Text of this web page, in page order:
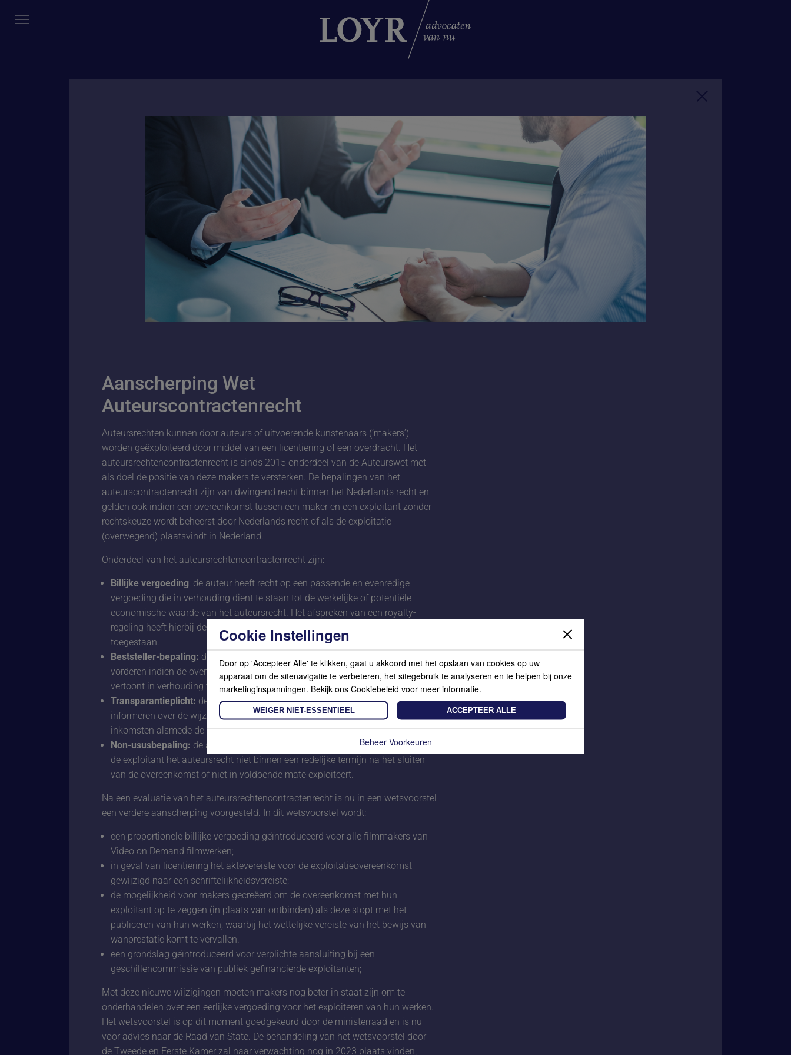
Aanscherping Wet
Auteurscontractenrecht
Auteursrechten kunnen door auteurs of uitvoerende kunstenaars (‘makers’)
worden geëxploiteerd door middel van een licentiering of een overdracht. Het
auteursrechtencontractenrecht is sinds 2015 onderdeel van de Auteurswet met
als doel de positie van deze makers te versterken. De bepalingen van het
auteurscontractenrecht zijn van dwingend recht binnen het Nederlands recht en
gelden ook indien een overeenkomst tussen een maker en een exploitant zonder
rechtskeuze wordt beheerst door Nederlands recht of als de exploitatie
(overwegend) plaatsvindt in Nederland.
Onderdeel van het auteursrechtencontractenrecht zijn:
Billijke vergoeding: de auteur heeft recht op een passende en evenredige
vergoeding die in verhouding dient te staan tot de werkelijke of potentiële
economische waarde van het auteursrecht. Het afspreken van een royalty-
regeling heeft hierbij de voorkeur, maar een vaste vergoeding is ook
toegestaan.
Beststeller-bepaling: de auteur kan een aanvullende billijke vergoeding
vorderen indien de overeengekomen vergoeding een onevenredigheid
vertoont in verhouding tot de opbrengst van de exploitatie van het werk.
Transparantieplicht: de exploitant dient de auteur ten minste 1x per jaar te
informeren over de wijze van exploitatie van het werk, de gegenereerde
inkomsten alsmede de verschuldigde vergoeding.
Non-ususbepaling: de auteur kan de overeenkomst ontbinden in het geval
de exploitant het auteursrecht niet binnen een redelijke termijn na het sluiten
van de overeenkomst of niet in voldoende mate exploiteert.
Na een evaluatie van het auteursrechtencontractenrecht is nu in een wetsvoorstel
een verdere aanscherping voorgesteld. In dit wetsvoorstel wordt:
een proportionele billijke vergoeding geïntroduceerd voor alle filmmakers van
Video on Demand filmwerken;
in geval van licentiering het aktevereiste voor de exploitatieovereenkomst
gewijzigd naar een schriftelijkheidsvereiste;
de mogelijkheid voor makers gecreëerd om de overeenkomst met hun
exploitant op te zeggen (in plaats van ontbinden) als deze stopt met het
publiceren van hun werken, waarbij het wettelijke vereiste van het bewijs van
wanprestatie komt te vervallen.
een grondslag geïntroduceerd voor verplichte aansluiting bij een
geschillencommissie van publiek gefinancierde exploitanten;
Met deze nieuwe wijzigingen moeten makers nog beter in staat zijn om te
onderhandelen over een eerlijke vergoeding voor het exploiteren van hun werken.
Het wetsvoorstel is op dit moment goedgekeurd door de ministerraad en is nu
voor advies naar de Raad van State. De behandeling van het wetsvoorstel door
de Tweede en Eerste Kamer zal naar verwachting nog in 2023 plaats vinden,
Cookie Instellingen
Door op 'Accepteer Alle' te klikken, gaat u akkoord met het opslaan van cookies op uw
apparaat om de sitenavigatie te verbeteren, het sitegebruik te analyseren en te helpen bij onze
marketinginspanningen. Bekijk ons Cookiebeleid voor meer informatie.
WEIGER NIET-ESSENTIEEL ACCEPTEER ALLE
Beheer Voorkeuren